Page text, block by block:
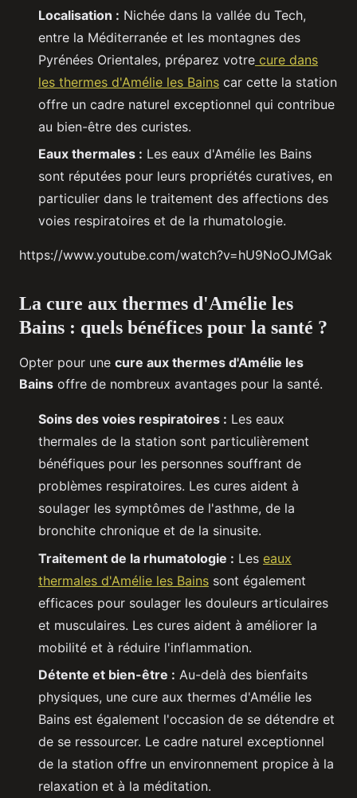
Localisation : Nichée dans la vallée du Tech,
entre la Méditerranée et les montagnes des
Pyrénées Orientales, préparez votre cure dans
les thermes d'Amélie les Bains car cette la station
offre un cadre naturel exceptionnel qui contribue
au bien-être des curistes.
Eaux thermales : Les eaux d'Amélie les Bains
sont réputées pour leurs propriétés curatives, en
particulier dans le traitement des affections des
voies respiratoires et de la rhumatologie.
https://www.youtube.com/watch?v=hU9NoOJMGak
La cure aux thermes d'Amélie les
Bains : quels bénéfices pour la santé ?
Opter pour une cure aux thermes d'Amélie les
Bains offre de nombreux avantages pour la santé.
Soins des voies respiratoires : Les eaux
thermales de la station sont particulièrement
bénéfiques pour les personnes souffrant de
problèmes respiratoires. Les cures aident à
soulager les symptômes de l'asthme, de la
bronchite chronique et de la sinusite.
Traitement de la rhumatologie : Les eaux
thermales d'Amélie les Bains sont également
efficaces pour soulager les douleurs articulaires
et musculaires. Les cures aident à améliorer la
mobilité et à réduire l'inflammation.
Détente et bien-être : Au-delà des bienfaits
physiques, une cure aux thermes d'Amélie les
Bains est également l'occasion de se détendre et
de se ressourcer. Le cadre naturel exceptionnel
de la station offre un environnement propice à la
relaxation et à la méditation.